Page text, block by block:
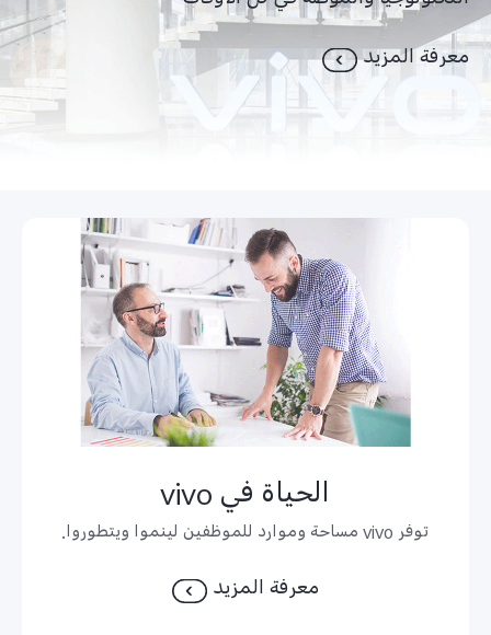
معرفة المزيد
الحياة في vivo
توفر vivo مساحة وموارد للموظفين لينموا ويتطوروا.
معرفة المزيد